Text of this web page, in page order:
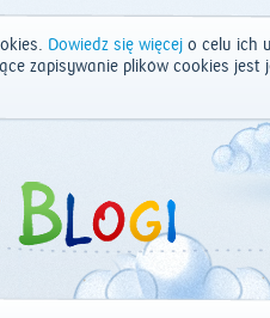
Dowiedz się więcej o celu ich
zapisywanie plików cookies